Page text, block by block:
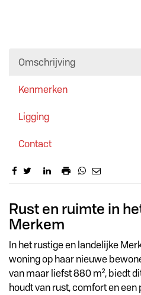
Omschrijving
Kenmerken
Ligging
Contact
Omschrijving
Rust en ruimte in
Merkem
In het rustige en landelijke
woning op haar nieuwe
van maar liefst 880 m², biedt
houdt van rust, comfort en